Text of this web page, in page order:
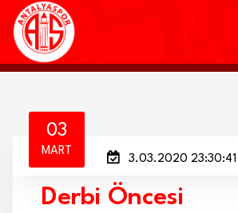
KULÜP
AKADEMİ
03
MART
3.03.2020 23:30:41
Derbi Öncesi